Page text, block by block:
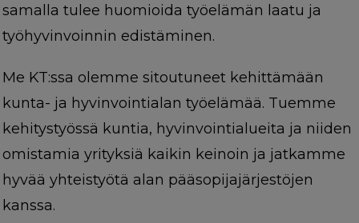
samalla tulee huomioida työelämän laatu ja
työhyvinvoinnin edistäminen.
Me KT:ssa olemme sitoutuneet kehittämään
kunta- ja hyvinvointialan työelämää. Tuemme
kehitystyössä kuntia, hyvinvointialueita ja niiden
omistamia yrityksiä kaikin keinoin ja jatkamme
hyvää yhteistyötä alan pääsopijajärjestöjen
kanssa.